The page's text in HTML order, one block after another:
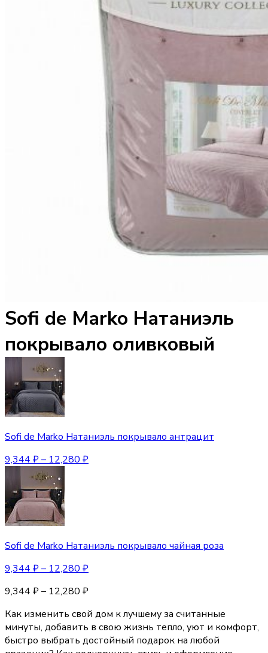
Sofi de Marko Натаниэль
покрывало оливковый
Sofi de Marko Натаниэль покрывало антрацит
9,344 ₽– 12,280 ₽
Sofi de Marko Натаниэль покрывало чайная роза
9,344 ₽– 12,280 ₽
9,344 ₽– 12,280 ₽
Как изменить свой дом к лучшему за считанные
минуты, добавить в свою жизнь тепло, уют и комфорт,
быстро выбрать достойный подарок на любой